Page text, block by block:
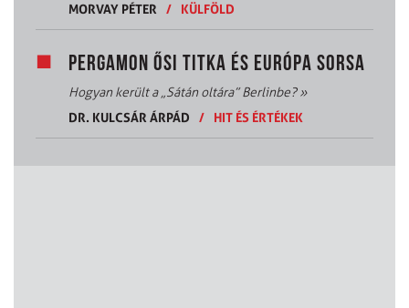
MORVAY PÉTER
/ KÜLFÖLD
PERGAMON ŐSI TITKA ÉS EURÓPA SORSA
Hogyan került a „Sátán oltára” Berlinbe?»
DR. KULCSÁR ÁRPÁD
/ HIT ÉS ÉRTÉKEK